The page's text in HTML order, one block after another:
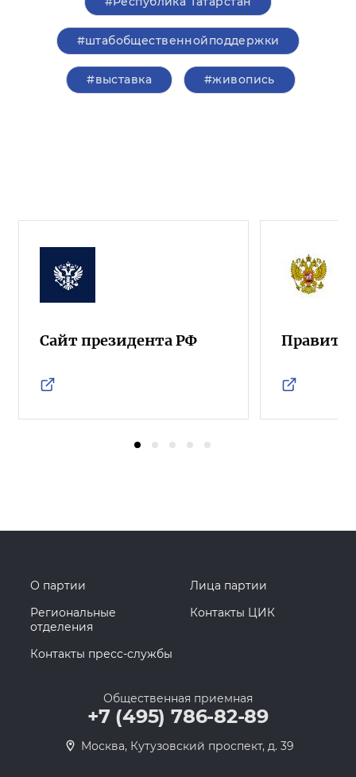
#штабобщественнойподдержки
#выставка #живопись
Сайт президента РФ
О партии
Лица партии
Региональные
отделения
Контакты ЦИК
Контакты пресс-службы
Общественная приемная
+7 (495) 786-82-89
Москва, Кутузовский проспект, д. 39